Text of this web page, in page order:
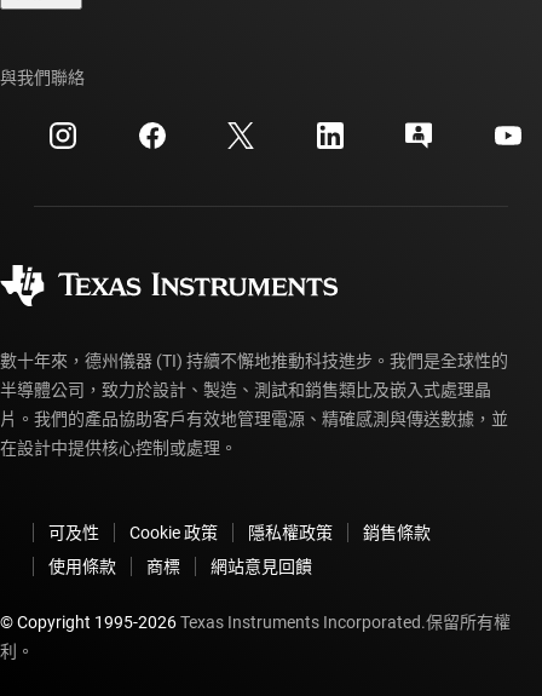
活動
投資人關系
TI E2E™ 設計支援論壇
交互參考搜索
客戶支援中心
myTI 帳戶常見問題解答
訂購 FAQ
與我們聯絡
數十年來，德州儀器 (TI) 持續不懈地推動科技進步。我們是全球性的
半導體公司，致力於設計、製造、測試和銷售類比及嵌入式處理晶
片。我們的產品協助客戶有效地管理電源、精確感測與傳送數據，並
在設計中提供核心控制或處理。
可及性 Cookie 政策 隱私權政策
銷售條款
使用條款
商標 網站意見回饋
© Copyright 1995-2026Texas Instruments Incorporated.保留所有權
利。